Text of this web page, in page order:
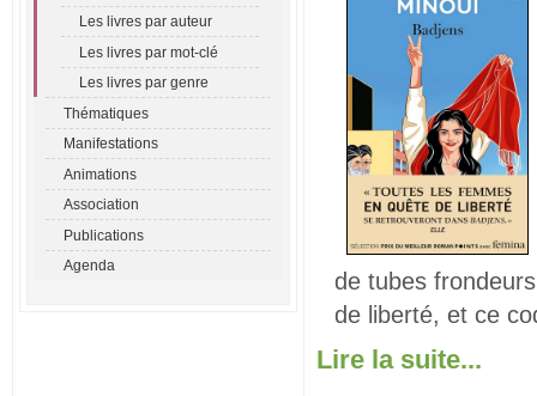
Les livres par auteur
Les livres par mot-clé
Les livres par genre
Thématiques
Manifestations
Animations
Association
Publications
Agenda
de tubes
de liberté, et ce
Lire la suite...